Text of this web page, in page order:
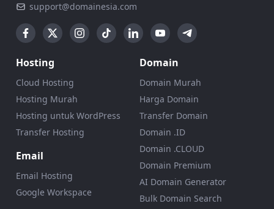
support@domainesia.com
Hosting
Cloud Hosting
Hosting Murah
Hosting untuk WordPress
Transfer Hosting
Email
Email Hosting
Google Workspace
Domain
Domain Murah
Harga Domain
Transfer Domain
Domain .ID
Domain .CLOUD
Domain Premium
AI Domain Generator
Bulk Domain Search